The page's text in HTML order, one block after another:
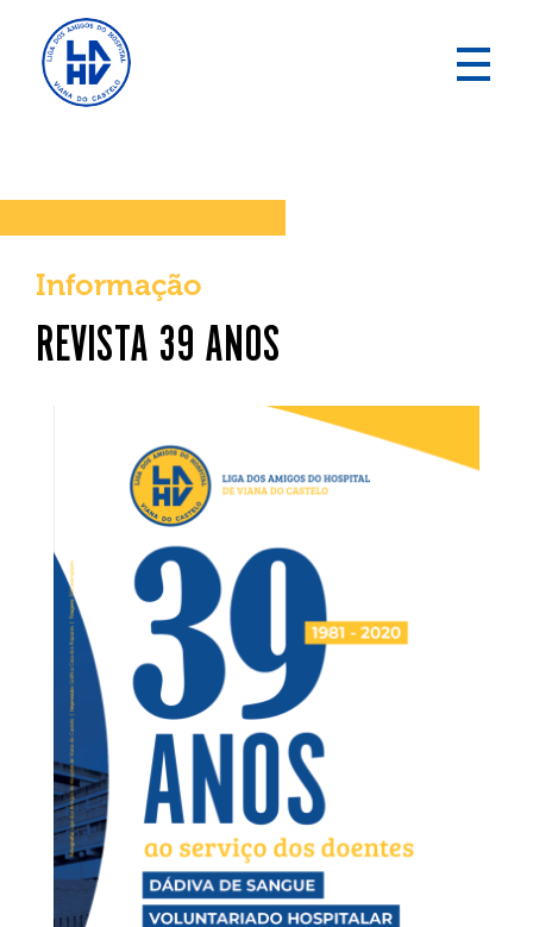
Informação
REVISTA 39 ANOS